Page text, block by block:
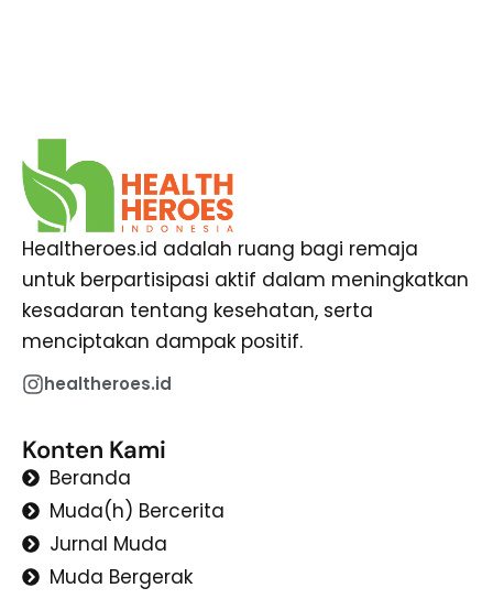
Healtheroes.id adalah ruang bagi remaja
untuk berpartisipasi aktif dalam meningkatkan
kesadaran tentang kesehatan, serta
menciptakan dampak positif.
healtheroes.id
Konten Kami
Beranda
Muda(h) Bercerita
Jurnal Muda
Muda Bergerak